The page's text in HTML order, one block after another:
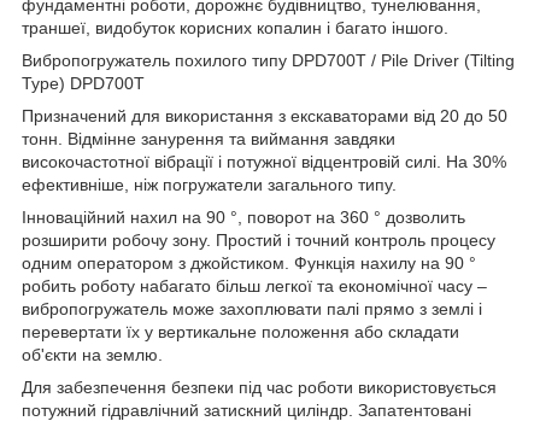
фундаментні роботи, дорожнє будівництво, тунелювання,
траншеї, видобуток корисних копалин і багато іншого.
Вибропогружатель похилого типу DPD700T / Pile Driver (Tilting
Type) DPD700T
Призначений для використання з екскаваторами від 20 до 50
тонн. Відмінне занурення та виймання завдяки
високочастотної вібрації і потужної відцентровій силі. На 30%
ефективніше, ніж погружатели загального типу.
Інноваційний нахил на 90 °, поворот на 360 ° дозволить
розширити робочу зону. Простий і точний контроль процесу
одним оператором з джойстиком. Функція нахилу на 90 °
робить роботу набагато більш легкої та економічної часу –
вибропогружатель може захоплювати палі прямо з землі і
перевертати їх у вертикальне положення або складати
об'єкти на землю.
Для забезпечення безпеки під час роботи використовується
потужний гідравлічний затискний циліндр. Запатентовані